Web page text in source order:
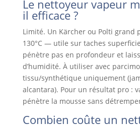
Le nettoyeur vapeur
il efficace ?
Limité. Un Kärcher ou Polti grand
130°C — utile sur taches
pénètre pas en profondeur et
d’humidité. À utiliser avec
tissu/synthétique uniquement
alcantara). Pour un résultat pro :
pénètre la mousse sans
Combien coûte un